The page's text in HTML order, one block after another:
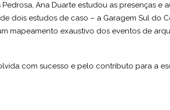
Ana Duarte estudou as presenças
dois estudos de caso – a Garagem Sul do
mapeamento exaustivo dos eventos de
com sucesso e pelo contributo para a